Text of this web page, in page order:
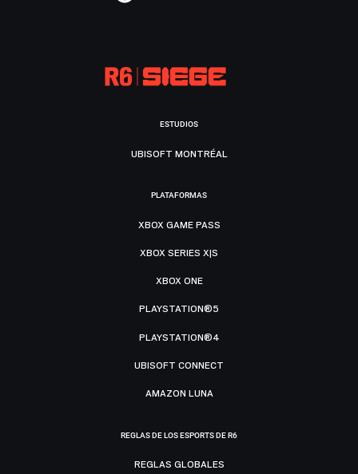
ESTUDIOS
UBISOFT MONTRÉAL
PLATAFORMAS
XBOX GAME PASS
XBOX SERIES X|S
XBOX ONE
PLAYSTATION®5
PLAYSTATION®4
UBISOFT CONNECT
AMAZON LUNA
REGLAS DE LOS ESPORTS DE R6
REGLAS GLOBALES